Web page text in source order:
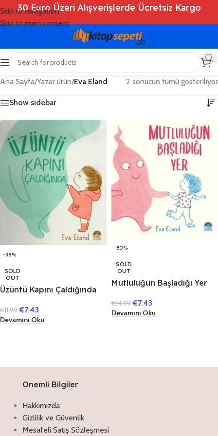
Skip to navigation
Skip to main content
30 Euro Üzeri Alışverişlerde Ücretsiz Kargo
Ana Sayfa/Yazar ürün/Eva Eland 2 sonucun tümü gösteriliyor
Show sidebar
-38%
SOLD
OUT
Üzüntü Kapını Çaldığında
€11.99 €7.43
Devamını Oku
-50%
SOLD
OUT
Mutluluğun Başladığı Yer
€14.99 €7.43
Devamını Oku
Onemli Bilgiler
Hakkımızda
Gizlilik ve Güvenlik
Mesafeli Satış Sözleşmesi